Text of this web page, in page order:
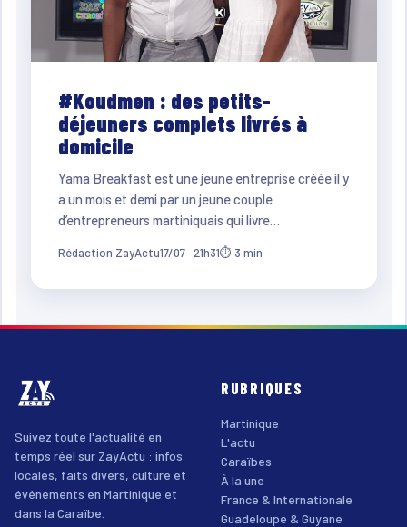
#Koudmen : des petits-
déjeuners complets livrés à
domicile
Yama Breakfast est une jeune entreprise créée il y
a un mois et demi par un jeune couple
d’entrepreneurs martiniquais qui livre…
Rédaction ZayActu17/07 · 21h31⏱ 3 min
Suivez toute l'actualité en
temps réel sur ZayActu : infos
locales, faits divers, culture et
événements en Martinique et
dans la Caraïbe.
RUBRIQUES
Martinique
L'actu
Caraïbes
À la une
France & Internationale
Guadeloupe & Guyane